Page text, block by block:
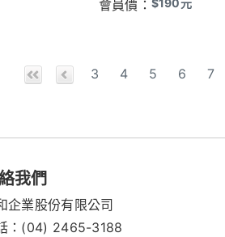
會員價：
3 4 5 6 7
我們
企業股份有限公司
： (04) 2465-3188